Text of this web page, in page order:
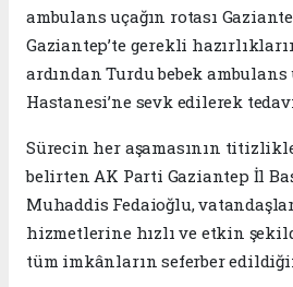
ambulans uçağın rotası
Gaziantep’te gerekli
ardından Turdu bebek
Hastanesi’ne sevk edilerek
Sürecin her aşamasının
belirten AK Parti Gaziantep İl
Muhaddis Fedaioğlu,
hizmetlerine hızlı ve etkin
tüm imkânların seferber